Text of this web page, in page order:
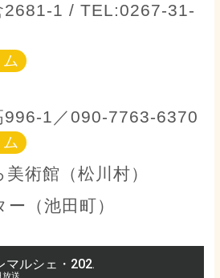
2681-1 / TEL:0267-31-
996-1／090-7763-6370
術館（松川村）
（池田町）